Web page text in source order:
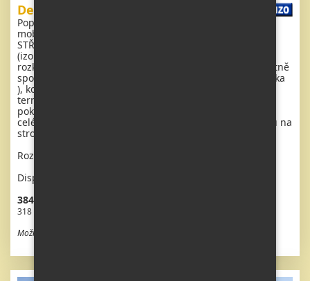
Delta Denbigh
Popis: Extra široký, krásný, čistý, kompletně vybavený
mobilheim 11 x 3,7m se dvěma vchody , SEDLOVOU
STŘECHOU s IMITACÍ STŘEŠNÍCH TAŠEK, DVOJITÝMI
(izolačními) OKNY - dithermy. Prostorný obývací pokoj (
rozkládací sedačka ), jídelní kout, kuchyň ve tvaru U včetně
spotřebičů, ložnice ( dvoulůžko ) se šatnou, pokoj ( 2 lůžka
), koupelna se sprchovým koutem s pevnou zástěnou a
termostatickou baterií + wc. Plynový krb + el. vytápění v
pokojích, plynová karma na ohřev vody. Zvýšený strop v
celém mobilheimu !! Mobilheim má pomačkanou tapetu na
stropě.
Rozměr: 11 x 3,7m
Dispozice: 3 + kk
384 780 Kč vč. DPH
318 000 Kč bez DPH
Možnost odpočtu DPH